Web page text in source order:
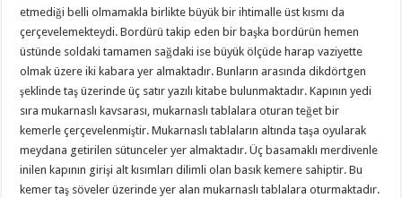
etmediği belli olmamakla birlikte büyük bir ihtimalle üst kısmı da
çerçevelemekteydi. Bordürü takip eden bir başka bordürün hemen
üstünde soldaki tamamen sağdaki ise büyük ölçüde harap vaziyette
olmak üzere iki kabara yer almaktadır. Bunların arasında dikdörtgen
şeklinde taş üzerinde üç satır yazılı kitabe bulunmaktadır. Kapının yedi
sıra mukarnaslı kavsarası, mukarnaslı tablalara oturan teğet bir
kemerle çerçevelenmiştir. Mukarnaslı tablaların altında taşa oyularak
meydana getirilen sütunceler yer almaktadır. Üç basamaklı merdivenle
inilen kapının girişi alt kısımları dilimli olan basık kemere sahiptir. Bu
kemer taş söveler üzerinde yer alan mukarnaslı tablalara oturmaktadır.